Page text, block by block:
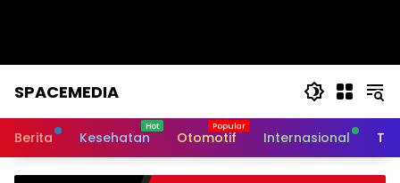
SPACEMEDIA
Berita Kesehatan Otomotif Internasional